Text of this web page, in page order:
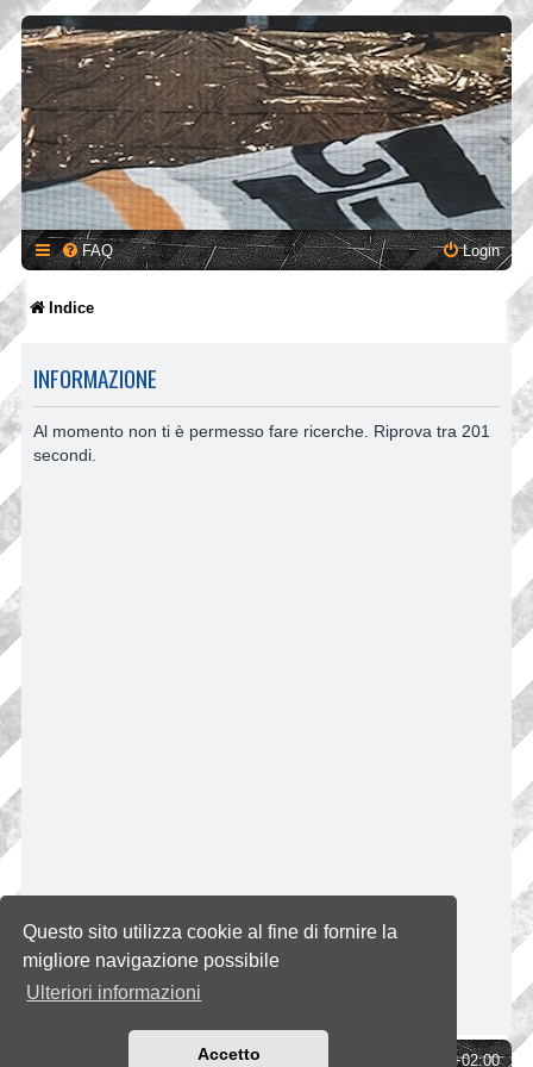
Questo sito utilizza cookie al fine di fornire la
migliore navigazione possibile
Ulteriori informazioni
Accetto
FAQ Login
Indice
INFORMAZIONE
Al momento non ti è permesso fare ricerche. Riprova tra 201
secondi.
UTC+02:00